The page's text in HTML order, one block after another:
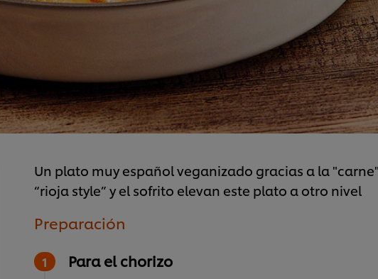
Un plato muy español veganizado gracias a la
“rioja style” y el sofrito elevan este plato a otro nivel
Preparación
Para el chorizo